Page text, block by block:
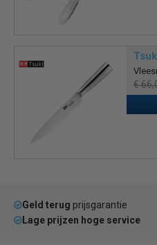
€
Geld terug prijsgarantie
Lage prijzen hoge service